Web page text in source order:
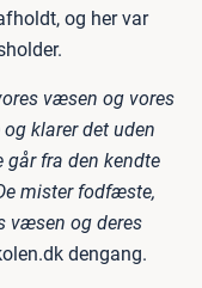
og her var
væsen og vores
klarer det uden
går fra den kendte
mister fodfæste,
væsen og deres
dengang.